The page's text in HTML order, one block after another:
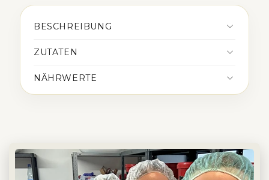
BESCHREIBUNG
ZUTATEN
NÄHRWERTE